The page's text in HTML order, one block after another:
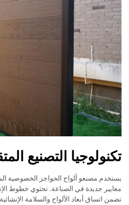
تكنولوجيا التصنيع
يستخدم مصنعو ألواح الحواجز الخصوصية
معايير جديدة في الصناعة. تحتوي خطوط
تضمن اتساق أبعاد الألواح والسلامة